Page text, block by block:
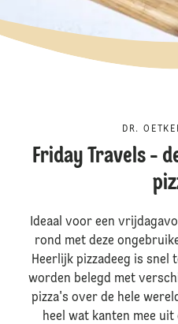
DR.
Friday Travels -
Ideaal voor een
rond met deze
Heerlijk pizzadeeg is snel
worden belegd met
pizza's over de hele
heel wat kanten mee